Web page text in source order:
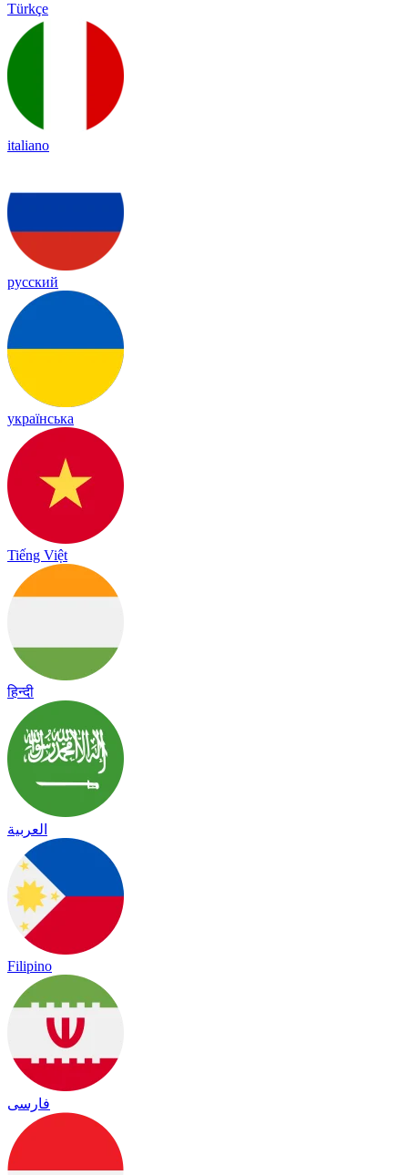
Türkçe
italiano
русский
українська
Tiếng Việt
हिन्दी
العربية
Filipino
فارسی